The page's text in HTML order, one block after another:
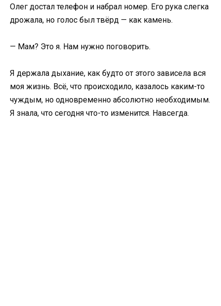
Олег достал телефон и набрал номер. Его рука слегка
дрожала, но голос был твёрд — как камень.
— Мам? Это я. Нам нужно поговорить.
Я держала дыхание, как будто от этого зависела вся
моя жизнь. Всё, что происходило, казалось каким-то
чуждым, но одновременно абсолютно необходимым.
Я знала, что сегодня что-то изменится. Навсегда.